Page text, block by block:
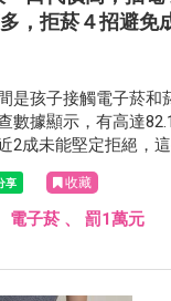
，拒菸４招避免
是孩子接觸電子菸和
數據顯示，有高達
2成未能堅定拒絕，
品。
收藏
電子菸、 罰1萬元